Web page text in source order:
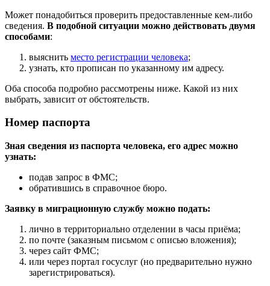
Может понадобиться проверить предоставленные кем-либо
сведения. В подобной ситуации можно действовать двумя
способами:
выяснить место регистрации человека;
узнать, кто прописан по указанному им адресу.
Оба способа подробно рассмотрены ниже. Какой из них
выбрать, зависит от обстоятельств.
Номер паспорта
Зная сведения из паспорта человека, его адрес можно
узнать:
подав запрос в ФМС;
обратившись в справочное бюро.
Заявку в миграционную службу можно подать:
лично в территориально отделении в часы приёма;
по почте (заказным письмом с описью вложения);
через сайт ФМС;
или через портал госуслуг (но предварительно нужно
зарегистрироваться).